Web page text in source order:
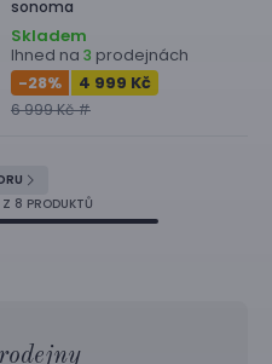
sonoma
Skladem
Ihned na 3 prodejnách
-28% 4 999 Kč
6 999 Kč #
Z 8 PRODUKTŮ